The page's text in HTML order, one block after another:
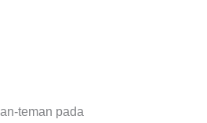
teman pada